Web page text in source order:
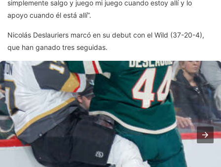
simplemente salgo y juego mi juego cuando estoy allí y lo
apoyo cuando él está allí”.
Nicolás Deslauriers marcó en su debut con el Wild (37-20-4),
que han ganado tres seguidas.